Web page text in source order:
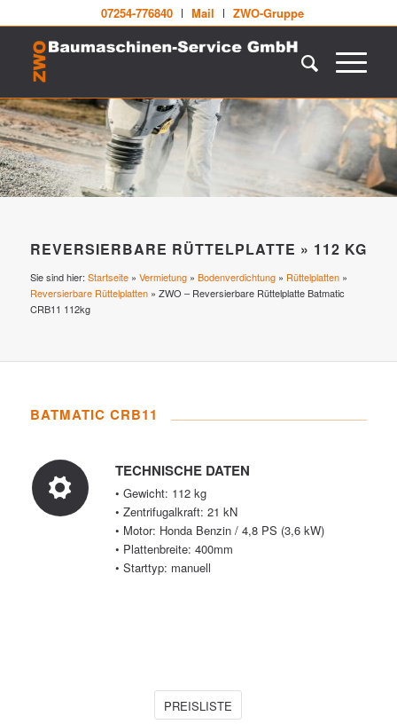
07254-776840 Mail ZWO-Gruppe
REVERSIERBARE RÜTTELPLATTE » 112 KG
Sie sind hier: Startseite» Vermietung» Bodenverdichtung» Rüttelplatten»
Reversierbare Rüttelplatten» ZWO – Reversierbare Rüttelplatte Batmatic
CRB11 112kg
BATMATIC CRB11
TECHNISCHE DATEN
• Gewicht: 112 kg
• Zentrifugalkraft: 21 kN
• Motor: Honda Benzin / 4,8 PS (3,6 kW)
• Plattenbreite: 400mm
• Starttyp: manuell
PREISLISTE